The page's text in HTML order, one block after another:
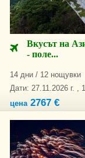
Вкусът на
- поле...
14 дни / 12 нощувки
Дати: 27.11.2026 г. ,
цена2767 €